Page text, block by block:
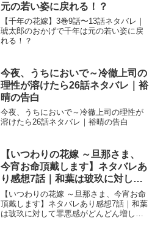
元の若い姿に戻れる！？
【千年の花嫁】3巻9話〜13話ネタバレ｜
琥太郎のおかげで千年は元の若い姿に戻
れる！？
今夜、うちにおいで～冷徹上司の
理性が溶けたら26話ネタバレ｜裕
晴の告白
今夜、うちにおいで～冷徹上司の理性が
溶けたら26話ネタバレ｜裕晴の告白
【いつわりの花嫁 ～旦那さま、
今宵お命頂戴します】ネタバレあ
り感想7話｜和葉は玻玖に対して
罪悪感がどんどん増していく
【いつわりの花嫁 ～旦那さま、今宵お命
頂戴します】ネタバレあり感想7話｜和葉
は玻玖に対して罪悪感がどんどん増して